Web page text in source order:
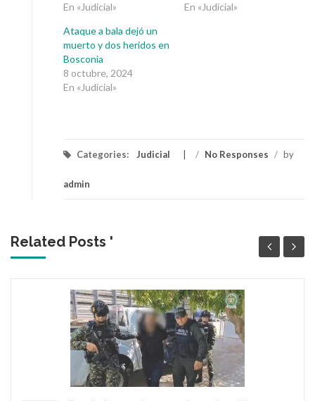
En «Judicial»
En «Judicial»
Ataque a bala dejó un
muerto y dos heridos en
Bosconia
8 octubre, 2024
En «Judicial»
Categories: Judicial / No Responses / by
admin
Related Posts '